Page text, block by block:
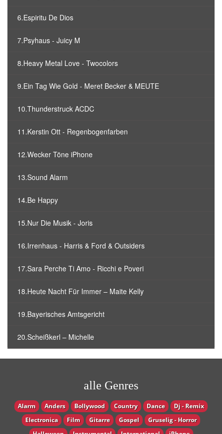
6.Espiritu De Dios
7.Psyhaus - Juicy M
8.Heavy Metal Love - Twocolors
9.Ein Tag Wie Gold - Meret Becker & MEUTE
10.Thunderstruck ACDC
11.Kerstin Ott - Regenbogenfarben
12.Wecker Töne iPhone
13.Sound Alarm
14.Be Happy
15.Nur Die Musik - Joris
16.Irrenhaus - Harris & Ford & Outsiders
17.Sara Perche Ti Amo - Ricchi e Poveri
18.Heute Nacht Für Immer – Maite Kelly
19.Bayerisches Amtsgericht
20.Scheißkerl – Michelle
alle Genres
Alarm Anders Bollywood Country Dance
Dj - Remix
Electronica
Film Gitarre Gospel
Gruselig - Horror